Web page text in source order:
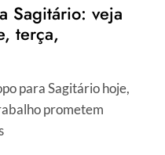
Sagitário: veja
terça,
para Sagitário hoje,
prometem